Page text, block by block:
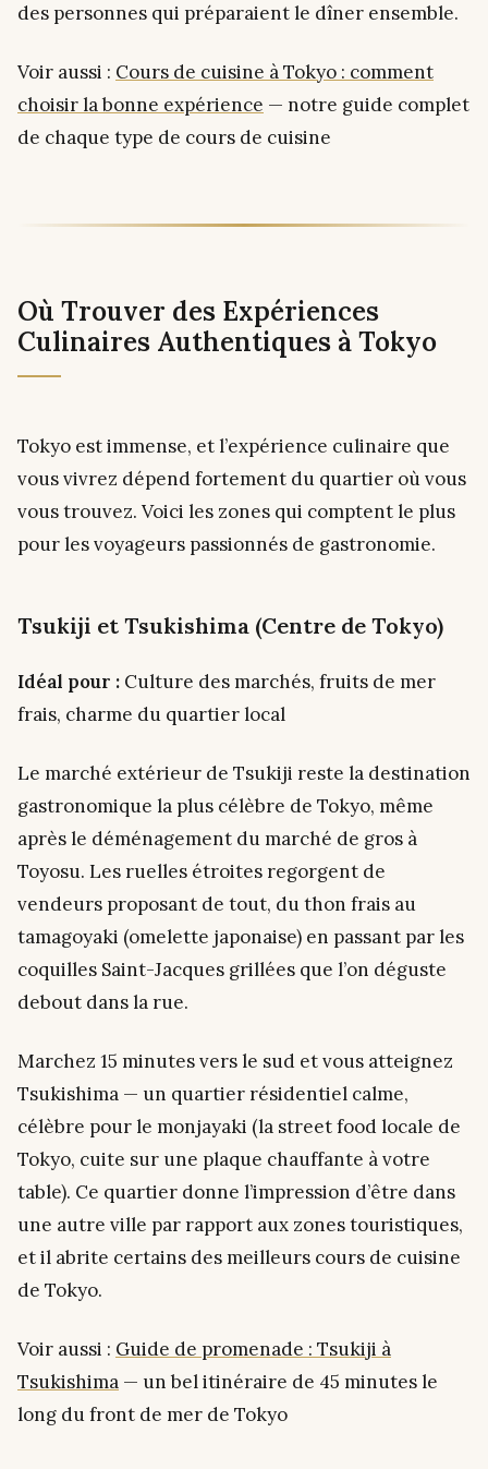
des personnes qui préparaient le dîner ensemble.
Voir aussi : Cours de cuisine à Tokyo : comment
choisir la bonne expérience — notre guide complet
de chaque type de cours de cuisine
Où Trouver des Expériences
Culinaires Authentiques à Tokyo
Tokyo est immense, et l’expérience culinaire que
vous vivrez dépend fortement du quartier où vous
vous trouvez. Voici les zones qui comptent le plus
pour les voyageurs passionnés de gastronomie.
Tsukiji et Tsukishima (Centre de Tokyo)
Idéal pour : Culture des marchés, fruits de mer
frais, charme du quartier local
Le marché extérieur de Tsukiji reste la destination
gastronomique la plus célèbre de Tokyo, même
après le déménagement du marché de gros à
Toyosu. Les ruelles étroites regorgent de
vendeurs proposant de tout, du thon frais au
tamagoyaki (omelette japonaise) en passant par les
coquilles Saint-Jacques grillées que l’on déguste
debout dans la rue.
Marchez 15 minutes vers le sud et vous atteignez
Tsukishima — un quartier résidentiel calme,
célèbre pour le monjayaki (la street food locale de
Tokyo, cuite sur une plaque chauffante à votre
table). Ce quartier donne l’impression d’être dans
une autre ville par rapport aux zones touristiques,
et il abrite certains des meilleurs cours de cuisine
de Tokyo.
Voir aussi : Guide de promenade : Tsukiji à
Tsukishima — un bel itinéraire de 45 minutes le
long du front de mer de Tokyo